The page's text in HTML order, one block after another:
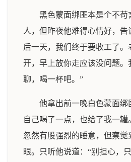
黑色蒙面绑匪本是个不苟
人，但昨夜他难得心情好，告
后一天，我们终于要收工了。
开，早上放你走应该没问题。
聊，喝一杯吧。”
他拿出前一晚白色蒙面绑
自己喝了一点，也给了我一罐
忽然有股强烈的睡意，但察
眼。只听他说道：“别担心，